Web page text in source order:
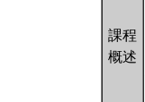
課程
概述